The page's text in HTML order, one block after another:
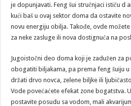
je dopunjavati. Feng šui stručnjaci ističu d
kući baš u ovaj sektor doma da ostavite
novu energiju obilja. Takođe, ovde
za neke zasluge ili nova dostignuća na
Jugoistočni deo doma koji je zadužen za
obogatiti biljakama, pa prema feng šuiju
držati drvo novca, zelene biljke ili
Vode povećaćete efekat zone bogatstva.
postavite posudu sa vodom, mali